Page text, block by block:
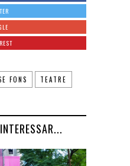
FONS TEATRE